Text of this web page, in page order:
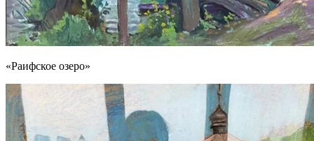
«Раифское озеро»